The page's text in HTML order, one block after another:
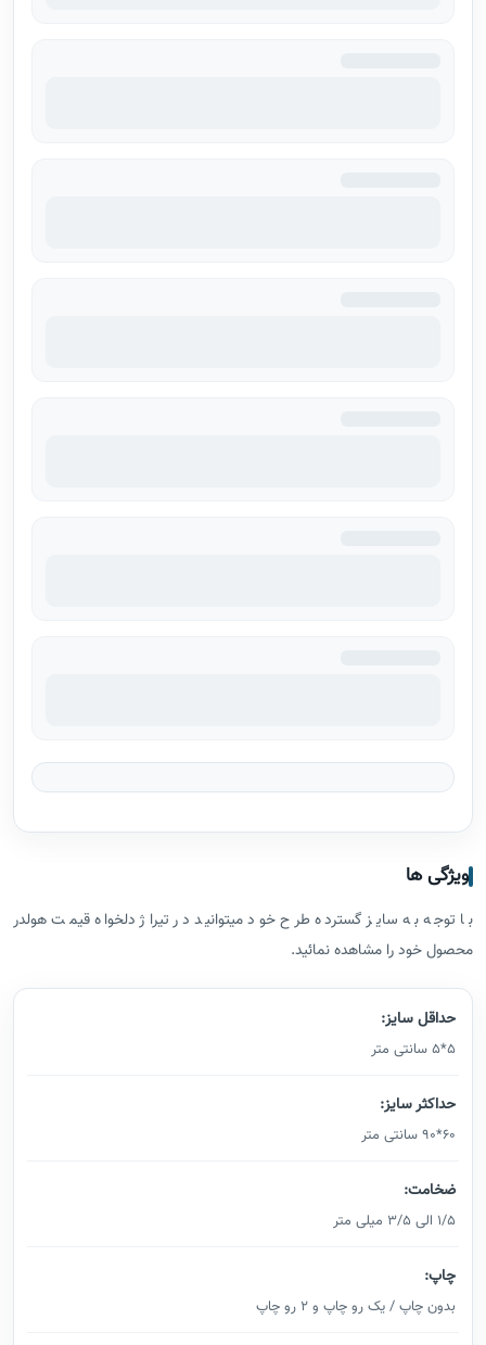
ویژگی ها
با توجه به سایز گسترده طرح خود میتوانید در تیراژ دلخواه قیمت هولدر
محصول خود را مشاهده نمائید.
حداقل سایز:
5*5 سانتی متر
حداکثر سایز:
60*90 سانتی متر
ضخامت:
1/5 الی 3/5 میلی متر
چاپ:
بدون چاپ / یک رو چاپ و 2 رو چاپ